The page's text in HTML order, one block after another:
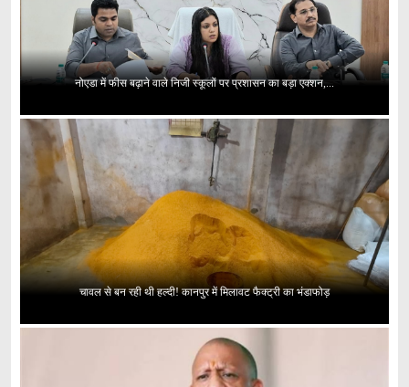
नोएडा में फीस बढ़ाने वाले निजी स्कूलों पर प्रशासन का बड़ा एक्शन,...
चावल से बन रही थी हल्दी! कानपुर में मिलावट फैक्ट्री का भंडाफोड़